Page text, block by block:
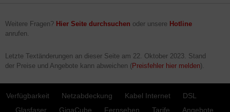
Weitere Fragen? Hier Seite durchsuchen oder unsere Hotline
anrufen.
Letzte Textänderungen an dieser Seite am 22. Oktober 2023. Stand
der Preise und Angebote kann abweichen (Preisfehler hier melden).
Verfügbarkeit Netzabdeckung Kabel Internet
DSL
Glasfaser
GigaCube Fernsehen Tarife Angebote